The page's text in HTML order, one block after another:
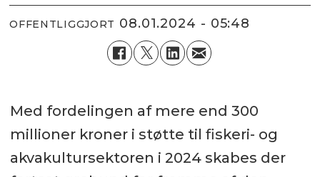
OFFENTLIGGJORT 08.01.2024 - 05:48
Med fordelingen af mere end 300
millioner kroner i støtte til fiskeri- og
akvakultursektoren i 2024 skabes der